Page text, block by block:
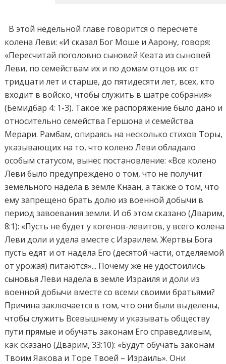
В этой недельной главе говорится о пересчете
колена Леви: «И сказал Бог Моше и Аарону, говоря:
«Пересчитай поголовно сыновей Кеата из сыновей
Леви, по семействам их и по домам отцов их: от
тридцати лет и старше, до пятидесяти лет, всех, кто
входит в войско, чтобы служить в шатре собрания»
(Бемидбар 4: 1-3). Такое же распоряжение было дано и
относительно семейства Гершона и семейства
Мерари. Рамбам, опираясь на несколько стихов Торы,
указывающих на то, что колено Леви обладало
особым статусом, вынес постановление: «Все колено
Леви было предупреждено о том, что не получит
земельного надела в земле Кнаан, а также о том, что
ему запрещено брать долю из военной добычи в
период завоевания земли. И об этом сказано (Дварим,
8:1): «Пусть не будет у когенов-левитов, у всего колена
Леви доли и удела вместе с Израилем. Жертвы Бога
пусть едят и от надела Его (десятой части, отделяемой
от урожая) питаются»... Почему же не удостоились
сыновья Леви надела в земле Израиля и доли из
военной добычи вместе со всеми своими братьями?
Причина заключается в том, что они были выделены,
чтобы служить Всевышнему и указывать обществу
пути прямые и обучать законам Его справедливым,
как сказано (Дварим, 33:10): «Будут обучать законам
Твоим Яакова и Торе Твоей – Израиль». Они